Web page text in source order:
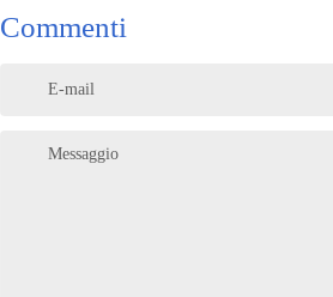
Commenti
E-mail
Messaggio